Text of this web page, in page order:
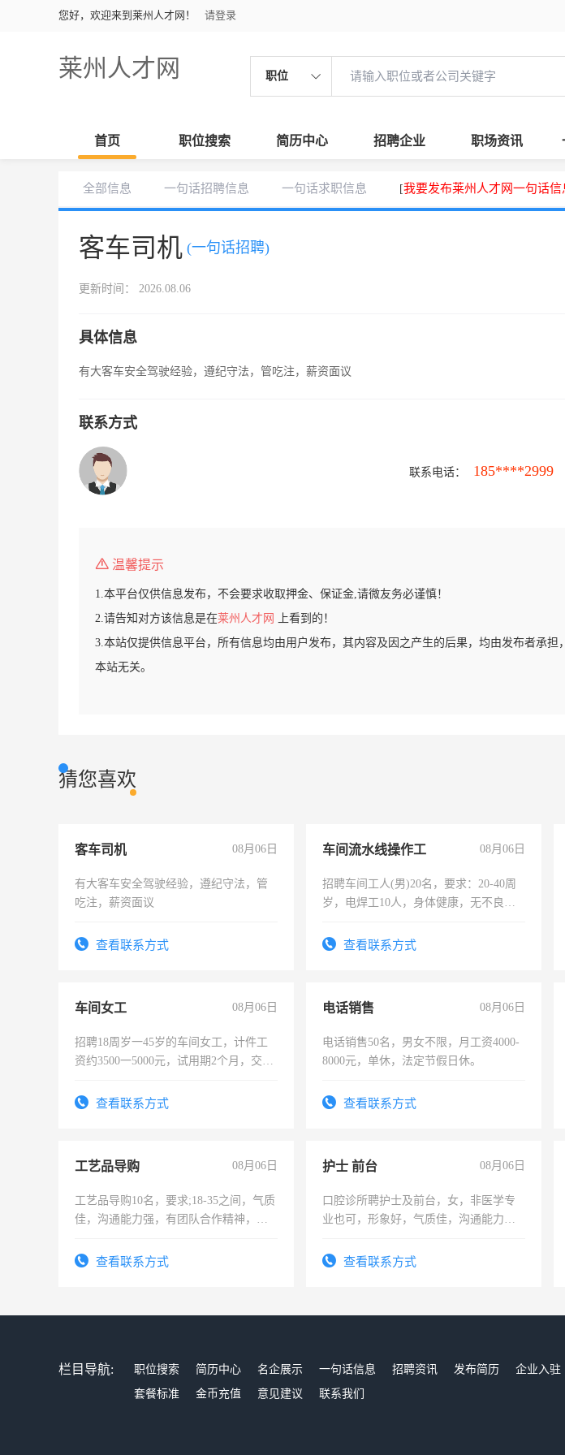
您好，欢迎来到莱州人才网！ 请登录
莱州人才网 职位
首页 职位搜索 简历中心 招聘企业 职场资讯
全部信息 一句话招聘信息 一句话求职信息 [我要发布莱州人才网一句话信
客车司机 (一句话招聘)
更新时间： 2026.08.06
具体信息
有大客车安全驾驶经验，遵纪守法，管吃注，薪资面议
联系方式
联系电话： 185****2999
温馨提示
1.本平台仅供信息发布，不会要求收取押金、保证金,请微友务必谨慎！
2.请告知对方该信息是在莱州人才网
上看到的！
3.本站仅提供信息平台，所有信息均由用户发布，其内容及因之产生的后果，均由发布者承担
本站无关。
猜您喜欢
客车司机 08月06日
有大客车安全驾驶经验，遵纪守法，管
吃注，薪资面议
查看联系方式
车间流水线操作工 08月06日
招聘车间工人(男)20名，要求：20-40周
岁，电焊工10人，身体健康，无不良嗜
宿，免费发放劳保用品，两班倒，每月
查看联系方式
车间女工 08月06日
招聘18周岁一45岁的车间女工，计件工
资约3500一5000元，试用期2个月，交五
查看联系方式
电话销售 08月06日
电话销售50名，男女不限，月工资4000-
8000元，单休，法定节假日休。
查看联系方式
工艺品导购 08月06日
工艺品导购10名，要求;18-35之间，气质
佳，沟通能力强，有团队合作精神，有
查看联系方式
护士 前台 08月06日
口腔诊所聘护士及前台，女，非医学专
业也可，形象好，气质佳，沟通能力
查看联系方式
栏目导航: 职位搜索 简历中心 名企展示 一句话信息 招聘资讯 发布简历 企业入驻
套餐标准
金币充值 意见建议 联系我们